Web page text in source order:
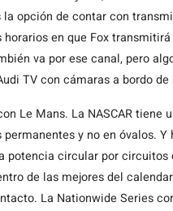
opción de contar con
horarios en que Fox
va por ese canal, pero
TV con cámaras a bordo
Le Mans. La NASCAR
y no en óvalos.
potencia circular por
de las mejores del
La Nationwide Series